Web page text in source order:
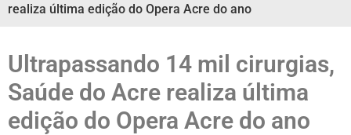
realiza última edição do Opera Acre do ano
Ultrapassando 14 mil cirurgias,
Saúde do Acre realiza última
edição do Opera Acre do ano